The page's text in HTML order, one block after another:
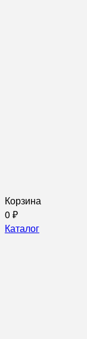
Корзина
0 ₽
Каталог